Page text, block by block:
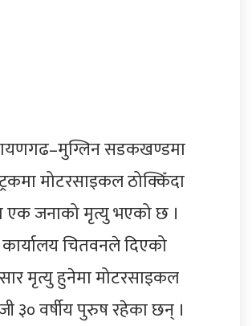
सडकखण्डमा
मोटरसाइकल ठोक्किँदा
एक जनाको मृत्यु भएको छ ।
कार्यालय चितवनले दिएको
मृत्यु हुनेमा मोटरसाइकल
३० वर्षीय पुरुष रहेका छन् ।